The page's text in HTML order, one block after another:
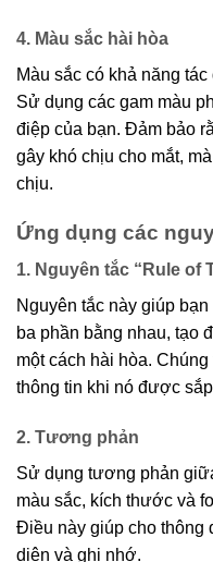
4. Màu sắc hài hòa
Màu sắc có khả năng
Sử dụng các gam màu
điệp của bạn. Đảm bảo
gây khó chịu cho mắt,
chịu.
Ứng dụng các
1. Nguyên tắc “Rule of
Nguyên tắc này giúp
ba phần bằng nhau, tạo
một cách hài hòa.
thông tin khi nó được
2. Tương phản
Sử dụng tương phản
màu sắc, kích thước và
Điều này giúp cho thông
diện và ghi nhớ.